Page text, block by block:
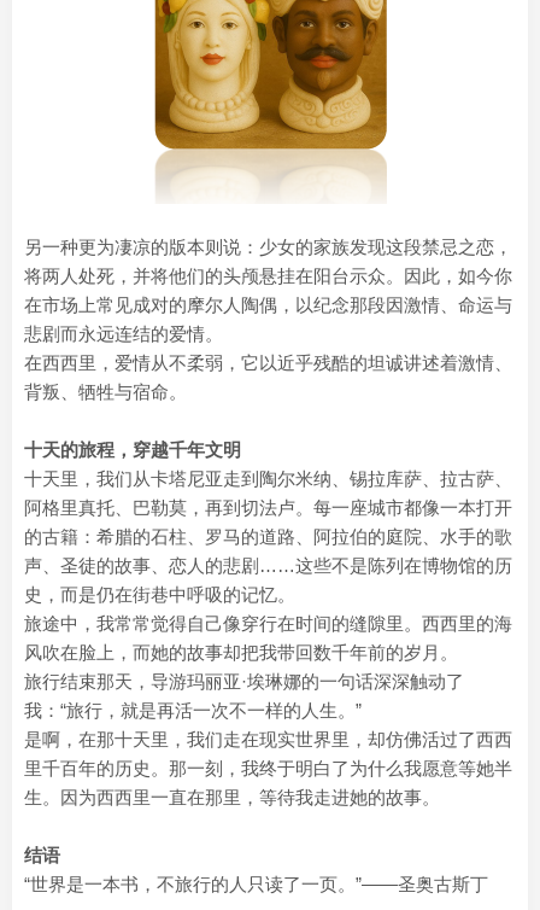
另一种更为凄凉的版本则说：少女的家族发现这段禁忌之恋，
将两人处死，并将他们的头颅悬挂在阳台示众。因此，如今你
在市场上常见成对的摩尔人陶偶，以纪念那段因激情、命运与
悲剧而永远连结的爱情。
在西西里，爱情从不柔弱，它以近乎残酷的坦诚讲述着激情、
背叛、牺牲与宿命。
十天的旅程，穿越千年文明
十天里，我们从卡塔尼亚走到陶尔米纳、锡拉库萨、拉古萨、
阿格里真托、巴勒莫，再到切法卢。每一座城市都像一本打开
的古籍：希腊的石柱、罗马的道路、阿拉伯的庭院、水手的歌
声、圣徒的故事、恋人的悲剧……这些不是陈列在博物馆的历
史，而是仍在街巷中呼吸的记忆。
旅途中，我常常觉得自己像穿行在时间的缝隙里。西西里的海
风吹在脸上，而她的故事却把我带回数千年前的岁月。
旅行结束那天，导游玛丽亚·埃琳娜的一句话深深触动了
我：“旅行，就是再活一次不一样的人生。”
是啊，在那十天里，我们走在现实世界里，却仿佛活过了西西
里千百年的历史。那一刻，我终于明白了为什么我愿意等她半
生。因为西西里一直在那里，等待我走进她的故事。
结语
“世界是一本书，不旅行的人只读了一页。”——圣奥古斯丁